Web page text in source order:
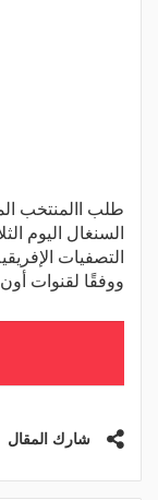
طلب االمنتخب
السنغال اليوم
ووفقًا لقنوات
شارك المقال